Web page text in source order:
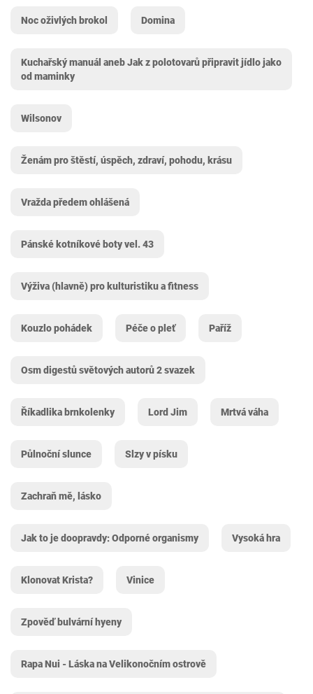
Noc oživlých brokol Domina
Kuchařský manuál aneb Jak z polotovarů připravit jídlo jako
od maminky
Wilsonov
Ženám pro štěstí, úspěch, zdraví, pohodu, krásu
Vražda předem ohlášená
Pánské kotníkové boty vel. 43
Výživa (hlavně) pro kulturistiku a fitness
Kouzlo pohádek Péče o pleť Paříž
Osm digestů světových autorů 2 svazek
Říkadlika brnkolenky Lord Jim Mrtvá váha
Půlnoční slunce Slzy v písku
Zachraň mě, lásko
Jak to je doopravdy: Odporné organismy Vysoká hra
Klonovat Krista? Vinice
Zpověď bulvární hyeny
Rapa Nui - Láska na Velikonočním ostrově